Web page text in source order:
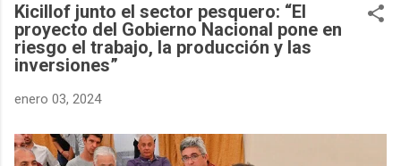
Kicillof junto el sector pesquero: “El
proyecto del Gobierno Nacional pone en
riesgo el trabajo, la producción y las
inversiones”
enero 03, 2024